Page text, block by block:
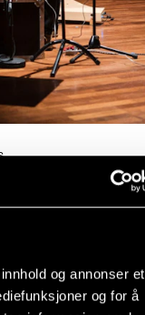
og annonser et
og for å